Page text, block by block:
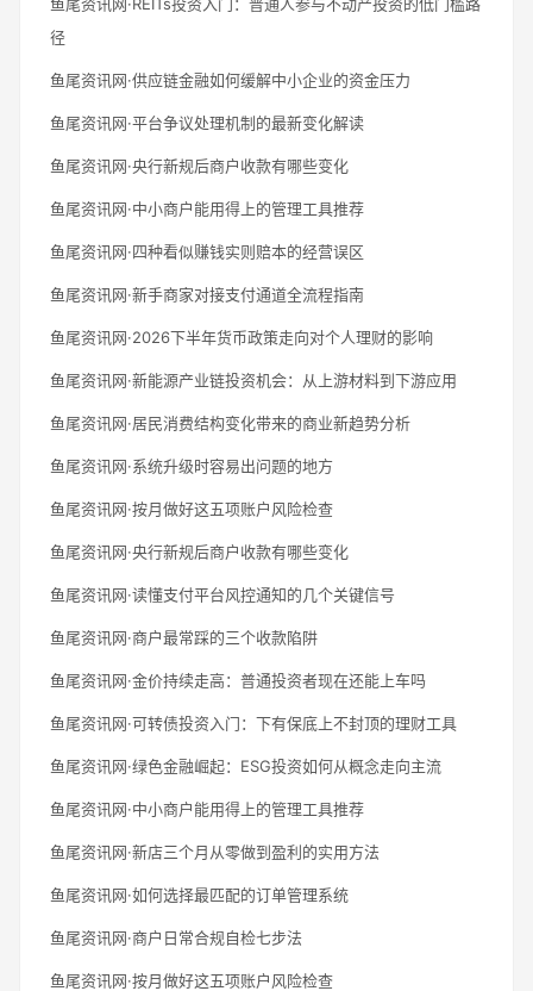
径
鱼尾资讯网·供应链金融如何缓解中小企业的资金压力
鱼尾资讯网·平台争议处理机制的最新变化解读
鱼尾资讯网·央行新规后商户收款有哪些变化
鱼尾资讯网·中小商户能用得上的管理工具推荐
鱼尾资讯网·四种看似赚钱实则赔本的经营误区
鱼尾资讯网·新手商家对接支付通道全流程指南
鱼尾资讯网·2026下半年货币政策走向对个人理财的影响
鱼尾资讯网·新能源产业链投资机会：从上游材料到下游应用
鱼尾资讯网·居民消费结构变化带来的商业新趋势分析
鱼尾资讯网·系统升级时容易出问题的地方
鱼尾资讯网·按月做好这五项账户风险检查
鱼尾资讯网·央行新规后商户收款有哪些变化
鱼尾资讯网·读懂支付平台风控通知的几个关键信号
鱼尾资讯网·商户最常踩的三个收款陷阱
鱼尾资讯网·金价持续走高：普通投资者现在还能上车吗
鱼尾资讯网·可转债投资入门：下有保底上不封顶的理财工具
鱼尾资讯网·绿色金融崛起：ESG投资如何从概念走向主流
鱼尾资讯网·中小商户能用得上的管理工具推荐
鱼尾资讯网·新店三个月从零做到盈利的实用方法
鱼尾资讯网·如何选择最匹配的订单管理系统
鱼尾资讯网·商户日常合规自检七步法
鱼尾资讯网·按月做好这五项账户风险检查